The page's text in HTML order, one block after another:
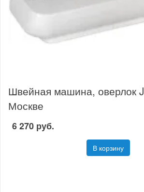
Швейная машина, оверлок
Москве
6 270 руб.
В корзину